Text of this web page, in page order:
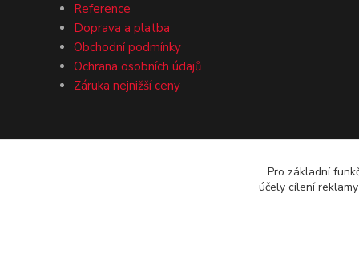
Reference
Doprava a platba
Obchodní podmínky
Ochrana osobních údajů
Záruka nejnižší ceny
Pro základní
účely cílení